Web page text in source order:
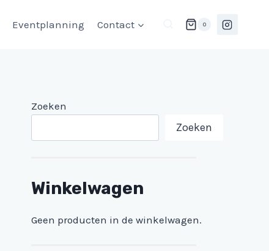
Eventplanning Contact 0
Zoeken
Zoeken
Winkelwagen
Geen producten in de winkelwagen.